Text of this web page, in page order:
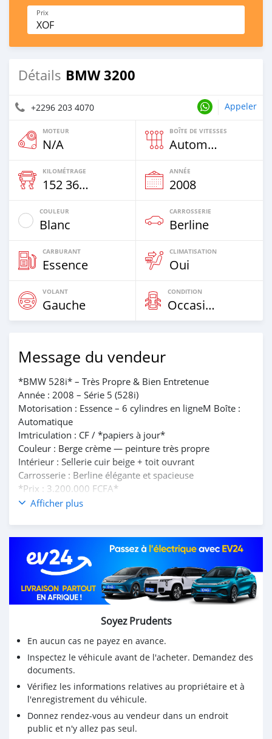
Prix
XOF
Détails BMW 3200
+2296 203 4070 Appeler
MOTEUR
N/A
BOÎTE DE VITESSES
Automatique
KILOMÉTRAGE
152 369 Km
ANNÉE
2008
COULEUR
Blanc
CARROSSERIE
Berline
CARBURANT
Essence
CLIMATISATION
Oui
VOLANT
Gauche
CONDITION
Occasion
Message du vendeur
*BMW 528i* – Très Propre & Bien Entretenue
Année : 2008 – Série 5 (528i)
Motorisation : Essence – 6 cylindres en ligneM Boîte :
Automatique
Imtriculation : CF / *papiers à jour*
Couleur : Berge crème — peinture très propre
Intérieur : Sellerie cuir beige + toit ouvrant
Carrosserie : Berline élégante et spacieuse
*Prix : 3.200.000 FCFA*
Localisation : Godomey
Tel & whatsapp 0162034070
Afficher plus
Soyez Prudents
En aucun cas ne payez en avance.
Inspectez le véhicule avant de l'acheter. Demandez des
documents.
Vérifiez les informations relatives au propriétaire et à
l'enregistrement du véhicule.
Donnez rendez-vous au vendeur dans un endroit
public et n'y allez pas seul.